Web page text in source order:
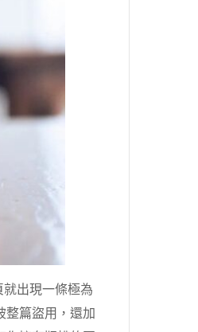
出現一條極為
篇盜用，還加